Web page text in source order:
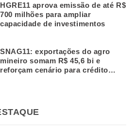
HGRE11 aprova emissão de até R$
700 milhões para ampliar
capacidade de investimentos
SNAG11: exportações do agro
mineiro somam R$ 45,6 bi e
reforçam cenário para crédito